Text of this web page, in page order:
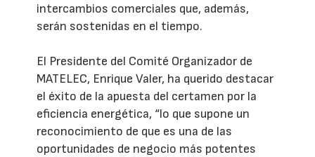
intercambios comerciales que, además,
serán sostenidas en el tiempo.
El Presidente del Comité Organizador de
MATELEC, Enrique Valer, ha querido destacar
el éxito de la apuesta del certamen por la
eficiencia energética, “lo que supone un
reconocimiento de que es una de las
oportunidades de negocio más potentes